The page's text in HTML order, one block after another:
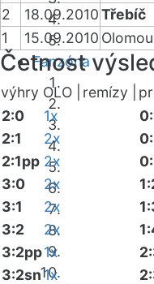
Fanzóna
2
18.09.2010Třebíč
1
15.09.2010
Četnost
výhry OLO | remízy |
2:0
1x
2:1
2x
2:1pp 2x
3:0
2x
3:1
2x
3:2
2x
3:2pp1x
3:2sn1x